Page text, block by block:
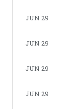
JUN 29
JUN 29
JUN 29
JUN 29